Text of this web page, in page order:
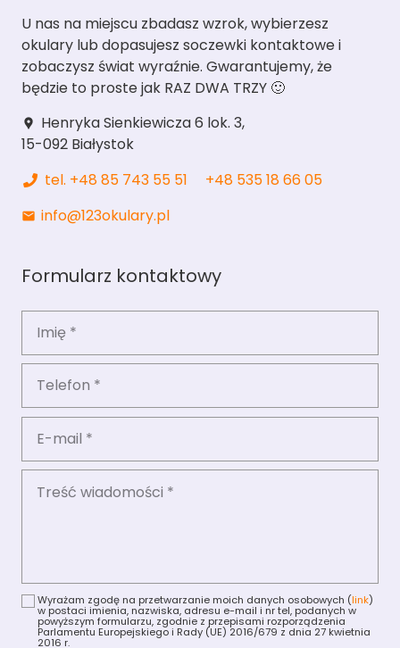
U nas na miejscu zbadasz wzrok, wybierzesz
okulary lub dopasujesz soczewki kontaktowe i
zobaczysz świat wyraźnie. Gwarantujemy, że
będzie to proste jak RAZ DWA TRZY 🙂
location_pin
Henryka Sienkiewicza 6 lok. 3,
15-092 Białystok
tel. +48 85 743 55 51
+48 535 18 66 05
mail info@123okulary.pl
Formularz kontaktowy
Wyrażam zgodę na przetwarzanie moich danych osobowych (link)
w postaci imienia, nazwiska, adresu e-mail i nr tel, podanych w
powyższym formularzu, zgodnie z przepisami rozporządzenia
Parlamentu Europejskiego i Rady (UE) 2016/679 z dnia 27 kwietnia
2016 r.